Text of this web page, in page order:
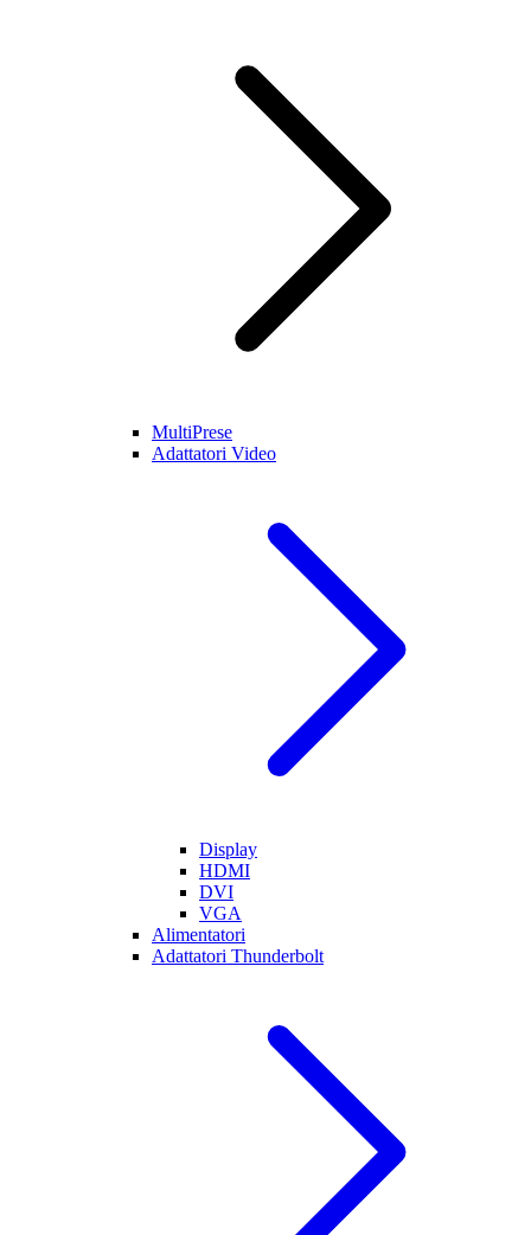
MultiPrese
Adattatori Video
Display
HDMI
DVI
VGA
Alimentatori
Adattatori Thunderbolt